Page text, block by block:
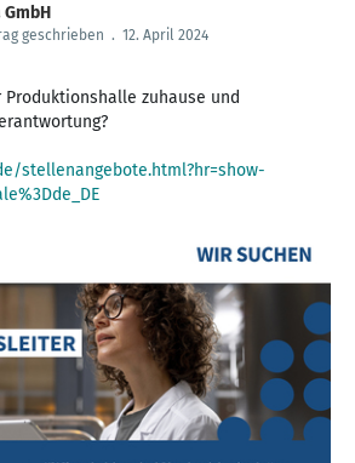
GmbH
geschrieben . 12. April 2024
zuhause und
stellenangebote.html?hr=show-